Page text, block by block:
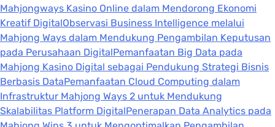
Mahjongways Kasino Online dalam Mendorong Ekonomi
Kreatif DigitalObservasi Business Intelligence melalui
Mahjong Ways dalam Mendukung Pengambilan Keputusan
pada Perusahaan DigitalPemanfaatan Big Data pada
Mahjong Kasino Digital sebagai Pendukung Strategi Bisnis
Berbasis DataPemanfaatan Cloud Computing dalam
Infrastruktur Mahjong Ways 2 untuk Mendukung
Skalabilitas Platform DigitalPenerapan Data Analytics pada